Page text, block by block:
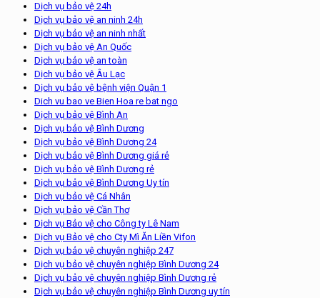
Dịch vụ bảo vệ 24h
Dịch vụ bảo vệ an ninh 24h
Dịch vụ bảo vệ an ninh nhất
Dịch vụ bảo vệ An Quốc
Dịch vụ bảo vệ an toàn
Dịch vụ bảo vệ Âu Lạc
Dịch vụ bảo vệ bệnh viện Quận 1
Dich vu bao ve Bien Hoa re bat ngo
Dịch vụ bảo vệ Bình An
Dịch vụ bảo vệ Bình Dương
Dịch vụ bảo vệ Bình Dương 24
Dịch vụ bảo vệ Bình Dương giá rẻ
Dịch vụ bảo vệ Bình Dương rẻ
Dịch vụ bảo vệ Bình Dương Uy tín
Dịch vụ bảo vệ Cá Nhân
Dịch vụ bảo vệ Cần Thơ
Dịch vụ Bảo vệ cho Công ty Lê Nam
Dịch vụ Bảo vệ cho Cty Mì Ăn Liền Vifon
Dịch vụ bảo vệ chuyên nghiệp 247
Dịch vụ bảo vệ chuyên nghiệp Bình Dương 24
Dịch vụ bảo vệ chuyên nghiệp Bình Dương rẻ
Dịch vụ bảo vệ chuyên nghiệp Bình Dương uy tín